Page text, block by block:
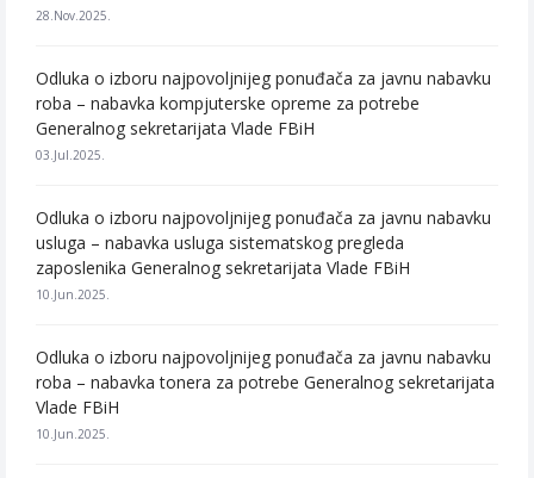
28.Nov.2025.
Odluka o izboru najpovoljnijeg ponuđača za javnu nabavku
roba – nabavka kompjuterske opreme za potrebe
Generalnog sekretarijata Vlade FBiH
03.Jul.2025.
Odluka o izboru najpovoljnijeg ponuđača za javnu nabavku
usluga – nabavka usluga sistematskog pregleda
zaposlenika Generalnog sekretarijata Vlade FBiH
10.Jun.2025.
Odluka o izboru najpovoljnijeg ponuđača za javnu nabavku
roba – nabavka tonera za potrebe Generalnog sekretarijata
Vlade FBiH
10.Jun.2025.